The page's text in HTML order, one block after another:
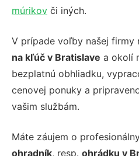
múrikov či iných.
V prípade voľby našej firmy
na kľúč v Bratislave a okolí
bezplatnú obhliadku,
cenovej ponuky a
vašim službám.
Máte záujem o
ohradník, resp. ohrádku v